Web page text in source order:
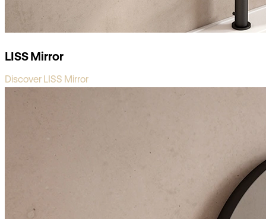
LISS Mirror
Discover LISS Mirror